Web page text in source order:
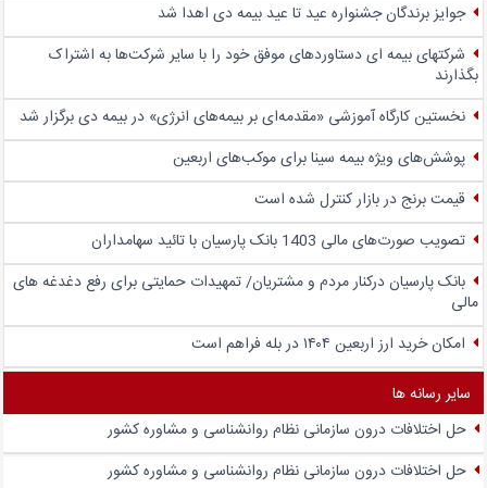
جوایز برندگان جشنواره عید تا عید بیمه دی اهدا شد
شرکتهای بیمه ای دستاوردهای موفق خود را با سایر شرکت‌ها به اشتراک
بگذارند
نخستین کارگاه آموزشی «مقدمه‌ای بر بیمه‌های انرژی» در بیمه دی برگزار شد
پوشش‌های ویژه بیمه سینا برای موکب‌های اربعین
قیمت برنج در بازار کنترل شده است
تصویب صورت‌های مالی 1403 بانک پارسیان با تائید سهامداران
بانک پارسیان درکنار مردم و مشتریان/ تمهیدات حمایتی برای رفع دغدغه های
مالی
امکان خرید ارز اربعین ۱۴۰۴ در بله فراهم است
سایر رسانه ها
حل اختلافات درون سازمانی نظام روانشناسی و مشاوره کشور
حل اختلافات درون سازمانی نظام روانشناسی و مشاوره کشور